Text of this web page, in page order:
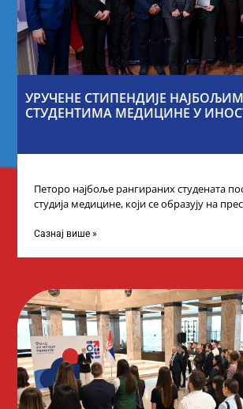
УРУЧЕНЕ СТИПЕНДИЈЕ НАЈБОЉИМ
СТУДЕНТИМА МЕДИЦИНЕ У
Петоро најбоље рангираних студената
студија медицине, који се образују на
стипендије од
Сазнај више »